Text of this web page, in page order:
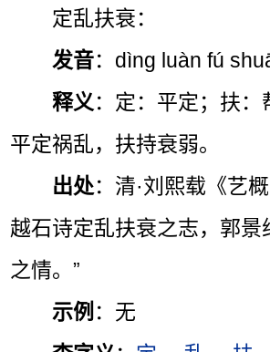
定乱扶衰：
发音：dìng luàn fú
释义 ：定：平定；扶：
平定祸乱，扶持衰弱。
出处：清·刘熙载《艺
越石诗定乱扶衰之志，郭景
之情。”
示例 ：无